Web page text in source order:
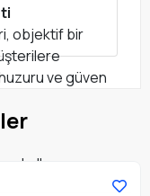
objektif bir
ve güven
kullanım